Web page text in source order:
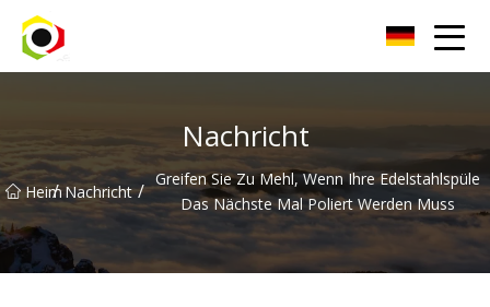
Nachricht
Heim
/ Nachricht / Greifen Sie Zu Mehl, Wenn Ihre Edelstahlspüle
Das Nächste Mal Poliert Werden Muss